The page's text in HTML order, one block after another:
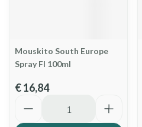
Mouskito South Europe
Spray Fl 100ml
€ 16,84